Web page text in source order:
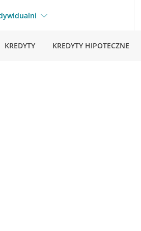
KREDYTY KREDYTY HIPOTECZNE